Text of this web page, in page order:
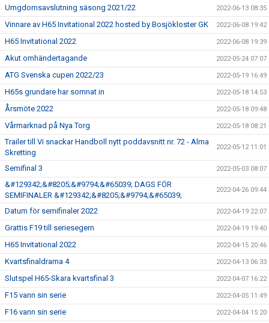
Umgdomsavslutning säsong 2021/22 2022-06-13 08:35
Vinnare av H65 Invitational 2022 hosted by Bosjökloster GK 2022-06-08 19:42
H65 Invitational 2022 2022-06-08 19:39
Akut omhändertagande 2022-05-24 07:07
ATG Svenska cupen 2022/23 2022-05-19 16:49
H65s grundare har somnat in 2022-05-18 14:53
Årsmöte 2022 2022-05-18 09:48
Vårmarknad på Nya Torg 2022-05-18 08:21
Trailer till Vi snackar Handboll nytt poddavsnitt nr. 72 - Alma
Skretting
2022-05-12 11:01
Semifinal 3 2022-05-03 08:07
&#129342;&#8205;&#9794;&#65039; DAGS FÖR
SEMIFINALER &#129342;&#8205;&#9794;&#65039;
2022-04-26 09:44
Datum för semifinaler 2022 2022-04-19 22:07
Grattis F19 till seriesegern 2022-04-19 19:40
H65 Invitational 2022 2022-04-15 20:46
Kvartsfinaldrama 4 2022-04-13 06:33
Slutspel H65-Skara kvartsfinal 3 2022-04-07 16:22
F15 vann sin serie 2022-04-05 11:49
F16 vann sin serie 2022-04-04 15:20